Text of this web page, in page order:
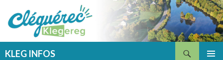
KLEG INFOS